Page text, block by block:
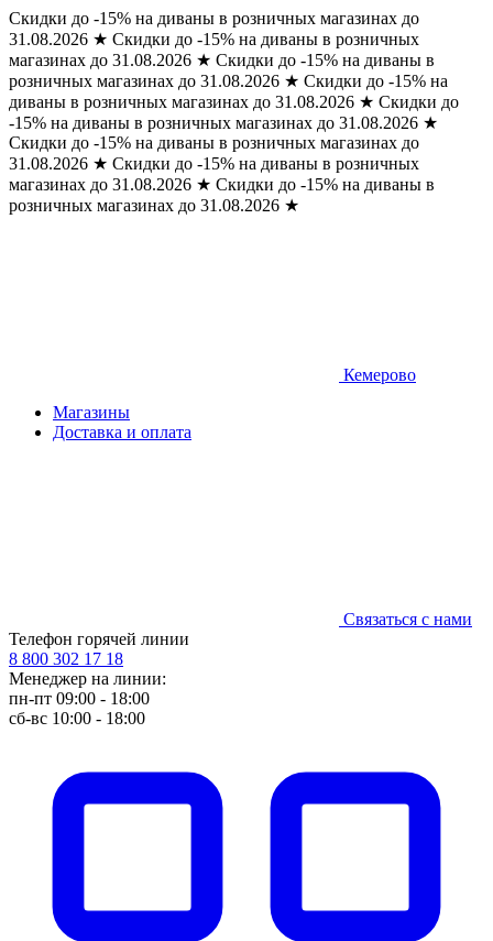
Скидки до -15% на диваны в розничных магазинах до
31.08.2026 ★ Скидки до -15% на диваны в розничных
магазинах до 31.08.2026 ★ Скидки до -15% на диваны в
розничных магазинах до 31.08.2026 ★ Скидки до -15% на
диваны в розничных магазинах до 31.08.2026 ★ Скидки до
-15% на диваны в розничных магазинах до 31.08.2026 ★
Скидки до -15% на диваны в розничных магазинах до
31.08.2026 ★ Скидки до -15% на диваны в розничных
магазинах до 31.08.2026 ★ Скидки до -15% на диваны в
розничных магазинах до 31.08.2026 ★
Кемерово
Магазины
Доставка и оплата
Связаться с нами
Телефон горячей линии
8 800 302 17 18
Менеджер на линии:
пн-пт 09:00 - 18:00
сб-вс 10:00 - 18:00